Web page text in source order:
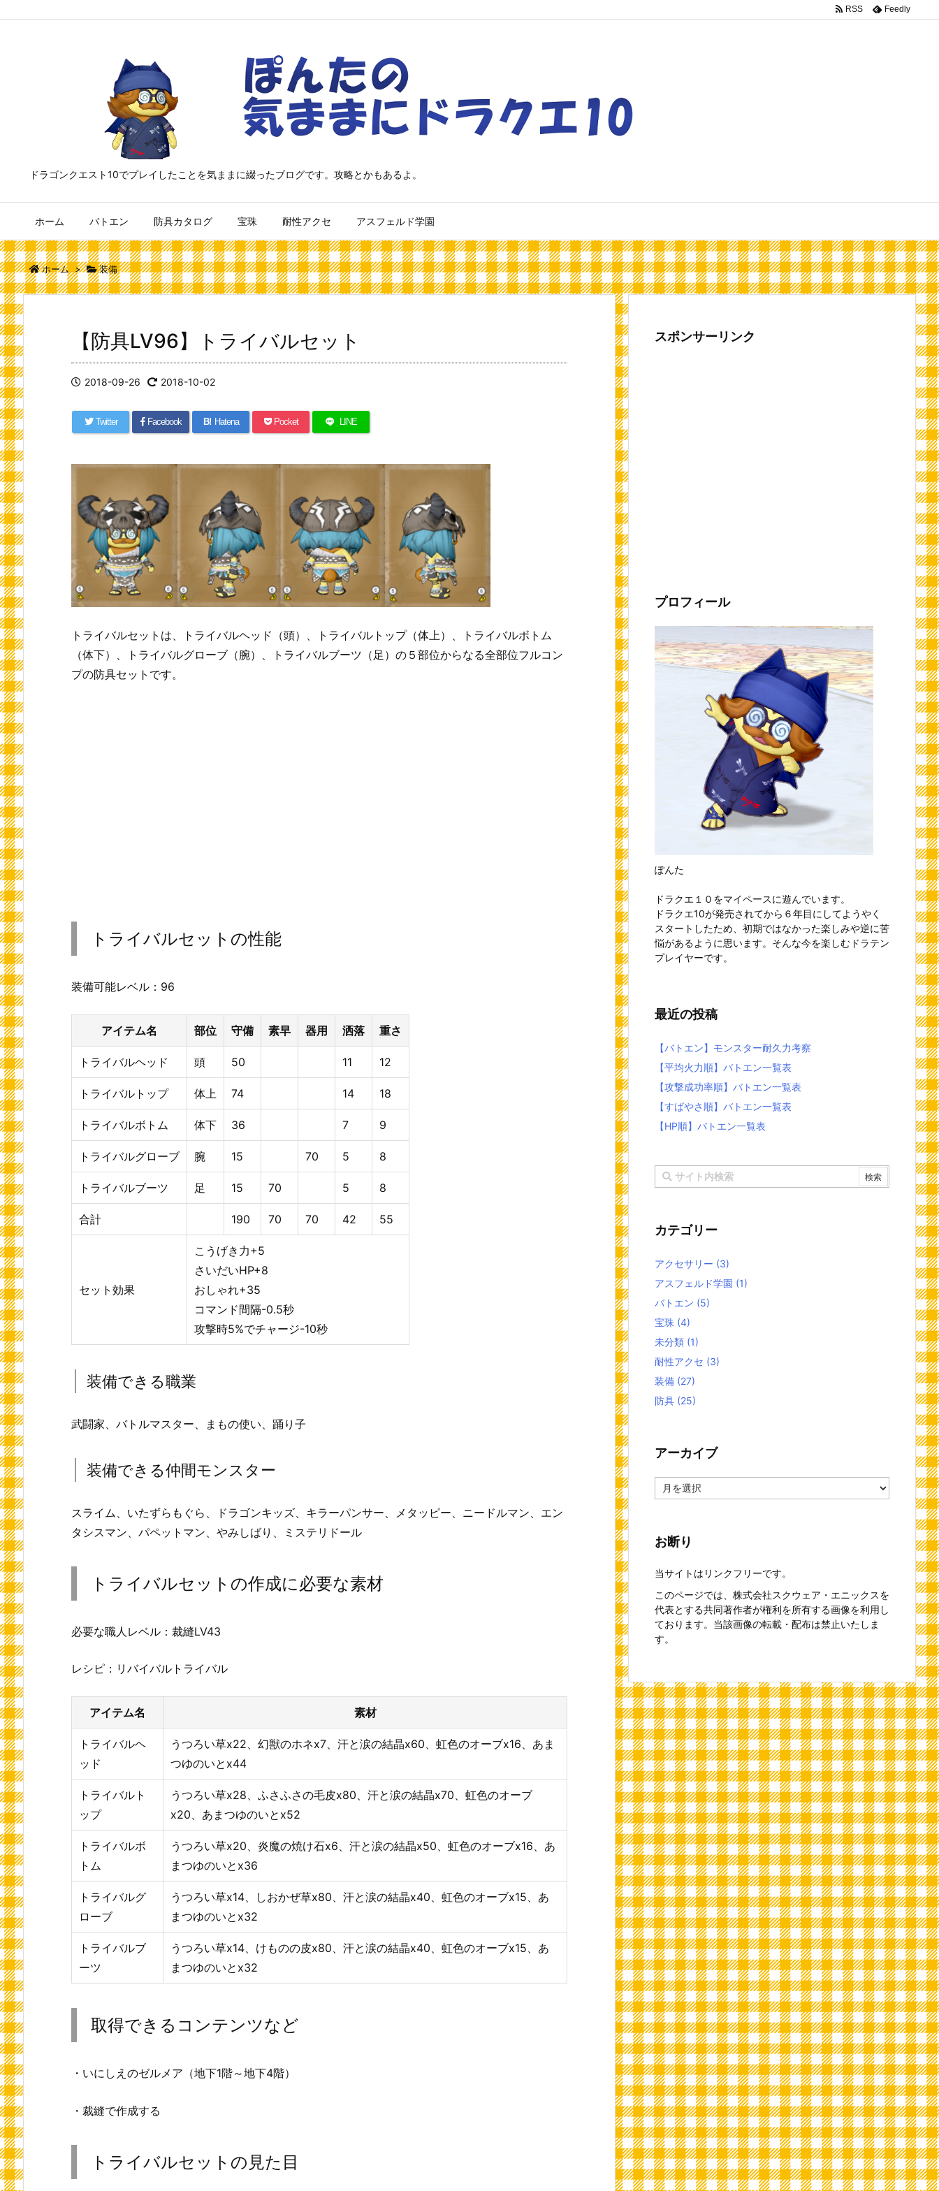
ドラゴンクエスト10でプレイしたことを気ままに綴ったブログです。攻略とかもあるよ。
ホーム バトエン 防具カタログ 宝珠 耐性アクセ アスフェルド学園
RSS Feedly
ホーム > 装備
【防具LV96】トライバルセット
2018-09-26 2018-10-02
Twitter Facebook B! Hatena Pocket LINE
トライバルセットは、トライバルヘッド（頭）、トライバルトップ（体上）、トライバルボトム
（体下）、トライバルグローブ（腕）、トライバルブーツ（足）の５部位からなる全部位フルコン
プの防具セットです。
トライバルセットの性能
装備可能レベル：96
アイテム名 部位 守備 素早 器用 洒落 重さ
トライバルヘッド 頭 50 11 12
トライバルトップ 体上 74 14 18
トライバルボトム 体下 36 7 9
トライバルグローブ 腕 15 70 5 8
トライバルブーツ 足 15 70 5 8
合計 190 70 70 42 55
セット効果
こうげき力+5
さいだいHP+8
おしゃれ+35
コマンド間隔-0.5秒
攻撃時5%でチャージ-10秒
装備できる職業
武闘家、バトルマスター、まもの使い、踊り子
装備できる仲間モンスター
スライム、いたずらもぐら、ドラゴンキッズ、キラーパンサー、メタッピー、ニードルマン、エン
タシスマン、パペットマン、やみしばり、ミステリドール
トライバルセットの作成に必要な素材
必要な職人レベル：裁縫LV43
レシピ：リバイバルトライバル
アイテム名 素材
トライバルヘ
ッド
うつろい草x22、幻獣のホネx7、汗と涙の結晶x60、虹色のオーブx16、あま
つゆのいとx44
トライバルト
ップ
うつろい草x28、ふさふさの毛皮x80、汗と涙の結晶x70、虹色のオーブ
x20、あまつゆのいとx52
トライバルボ
トム
うつろい草x20、炎魔の焼け石x6、汗と涙の結晶x50、虹色のオーブx16、あ
まつゆのいとx36
トライバルグ
ローブ
うつろい草x14、しおかぜ草x80、汗と涙の結晶x40、虹色のオーブx15、あ
まつゆのいとx32
トライバルブ
ーツ
うつろい草x14、けものの皮x80、汗と涙の結晶x40、虹色のオーブx15、あ
まつゆのいとx32
取得できるコンテンツなど
・いにしえのゼルメア（地下1階～地下4階）
・裁縫で作成する
トライバルセットの見た目
スポンサーリンク
プロフィール
ぽんた
ドラクエ１０をマイペースに遊んでいます。
ドラクエ10が発売されてから６年目にしてようやく
スタートしたため、初期ではなかった楽しみや逆に苦
悩があるように思います。そんな今を楽しむドラテン
プレイヤーです。
最近の投稿
【バトエン】モンスター耐久力考察
【平均火力順】バトエン一覧表
【攻撃成功率順】バトエン一覧表
【すばやさ順】バトエン一覧表
【HP順】バトエン一覧表
カテゴリー
アクセサリー (3)
アスフェルド学園 (1)
バトエン (5)
宝珠 (4)
未分類 (1)
耐性アクセ (3)
装備 (27)
防具 (25)
アーカイブ
ー
ブ
お断り
当サイトはリンクフリーです。
このページでは、株式会社スクウェア・エニックスを
代表とする共同著作者が権利を所有する画像を利用し
ております。当該画像の転載・配布は禁止いたしま
す。